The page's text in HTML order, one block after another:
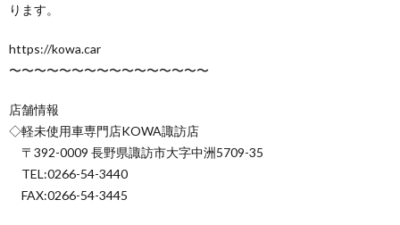
ります。
https://kowa.car
〜〜〜〜〜〜〜〜〜〜〜〜〜〜〜〜
店舗情報
◇軽未使用車専門店KOWA諏訪店
〒392-0009 長野県諏訪市大字中洲5709-35
TEL:0266-54-3440
FAX:0266-54-3445